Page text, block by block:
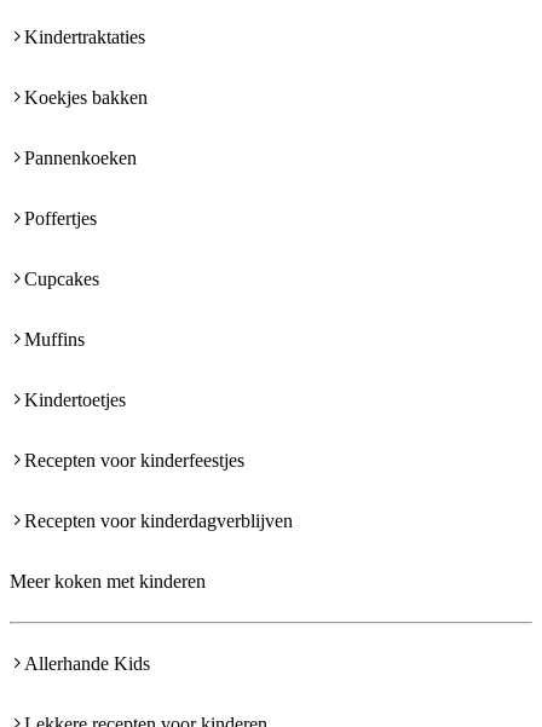
Kindertraktaties
Koekjes bakken
Pannenkoeken
Poffertjes
Cupcakes
Muffins
Kindertoetjes
Recepten voor kinderfeestjes
Recepten voor kinderdagverblijven
Meer koken met kinderen
Allerhande Kids